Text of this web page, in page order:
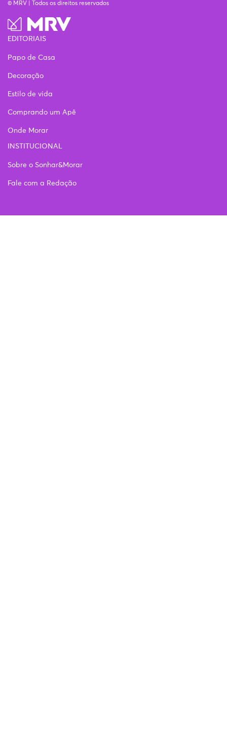
© MRV | Todos os direitos reservados
EDITORIAIS
Papo de Casa
Decoração
Estilo de vida
Comprando um Apê
Onde Morar
INSTITUCIONAL
Sobre o Sonhar&Morar
Fale com a Redação